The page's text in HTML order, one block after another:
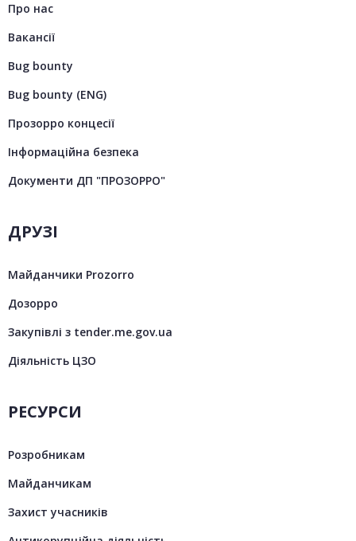
Про нас
Вакансії
Bug bounty
Bug bounty (ENG)
Прозорро концесії
Інформаційна безпека
Документи ДП "ПРОЗОРРО"
ДРУЗІ
Майданчики Prozorro
Дозорро
Закупівлі з tender.me.gov.ua
Діяльність ЦЗО
РЕСУРСИ
Розробникам
Майданчикам
Захист учасників